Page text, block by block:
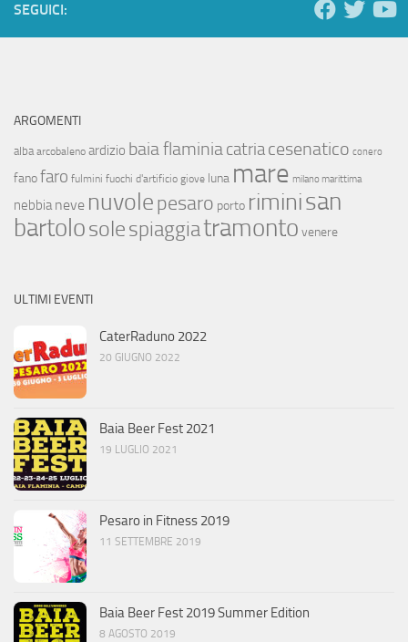
SEGUICI:
ARGOMENTI
alba arcobaleno ardizio baia flaminiacatriacesenatico conero
fanofaro fulmini fuochi d'artificio giove luna mare milano marittima
nebbia neve nuvolepesaro porto riminisan
bartolosolespiaggiatramonto venere
ULTIMI EVENTI
CaterRaduno 2022
20 GIUGNO 2022
Baia Beer Fest 2021
19 LUGLIO 2021
Pesaro in Fitness 2019
11 SETTEMBRE 2019
Baia Beer Fest 2019 Summer Edition
8 AGOSTO 2019